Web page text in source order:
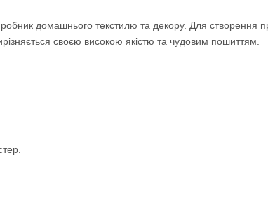
домашнього текстилю та декору. Для створення
своєю високою якістю та чудовим пошиттям.